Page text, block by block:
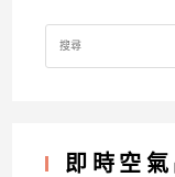
Search
for:
即時空